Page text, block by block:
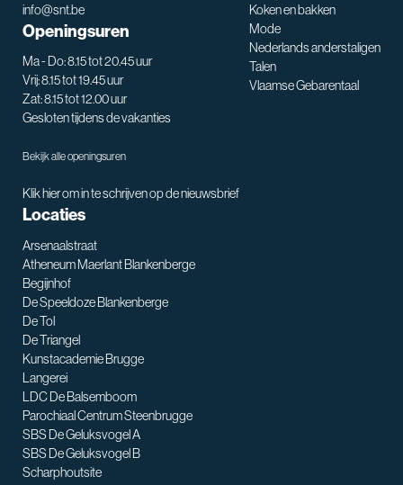
info@snt.be
Openingsuren
Ma - Do: 8.15 tot 20.45 uur
Vrij: 8.15 tot 19.45 uur
Zat: 8.15 tot 12.00 uur
Gesloten tijdens de vakanties
Bekijk alle openingsuren
Klik hier om in te schrijven op de nieuwsbrief
Koken en bakken
Mode
Nederlands anderstaligen
Talen
Vlaamse Gebarentaal
Locaties
Arsenaalstraat
Atheneum Maerlant Blankenberge
Begijnhof
De Speeldoze Blankenberge
De Tol
De Triangel
Kunstacademie Brugge
Langerei
LDC De Balsemboom
Parochiaal Centrum Steenbrugge
SBS De Geluksvogel A
SBS De Geluksvogel B
Scharphoutsite
SNT assistent
Waarmee kan ik je helpen?